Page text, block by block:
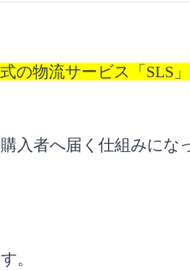
の物流サービス「SLS
入者へ届く仕組みにな
。